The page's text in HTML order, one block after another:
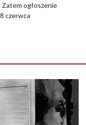
Zatem ogłoszenie
czerwca